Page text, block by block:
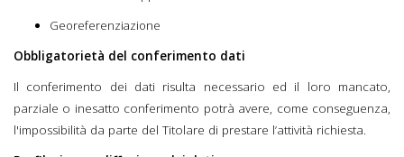
Georeferenziazione
Obbligatorietà del conferimento dati
Il conferimento dei dati risulta necessario ed il loro mancato,
parziale o inesatto conferimento potrà avere, come conseguenza,
l'impossibilità da parte del Titolare di prestare l’attività richiesta.